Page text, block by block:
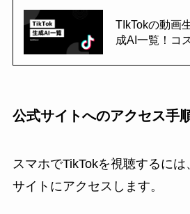
TIkTokの動画
成AI一覧！コ
公式サイトへのアクセス手
スマホでTikTokを視聴するに
サイトにアクセスします。